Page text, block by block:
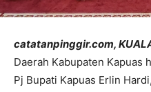
catatanpinggir.com,
Daerah Kabupaten Kapuas
Pj Bupati Kapuas Erlin